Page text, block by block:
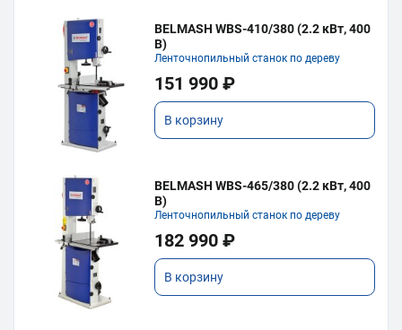
BELMASH WBS-410/380 (2.2 кВт, 400
В)
Ленточнопильный станок по дереву
151 990 ₽
В корзину
BELMASH WBS-465/380 (2.2 кВт, 400
В)
Ленточнопильный станок по дереву
182 990 ₽
В корзину